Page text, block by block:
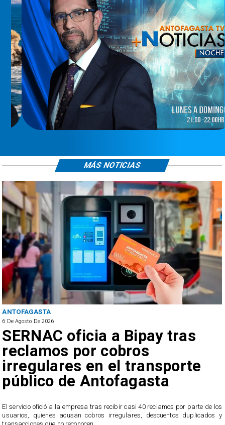
ANTOFAGASTA
6 De Agosto De 2026
SERNAC oficia a Bipay tras
reclamos por cobros
irregulares en el transporte
público de Antofagasta
El servicio ofició a la empresa tras recibir casi 40 reclamos por parte de los
usuarios, quienes acusan cobros irregulares, descuentos duplicados y
MÁS NOTICIAS